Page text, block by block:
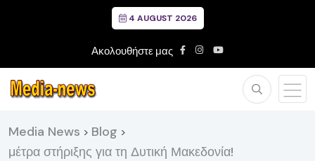
4 AUGUST 2026
Ακολουθήστε μας
Media News > Blog >
μέτρα στήριξης για τη Δυτική Μακεδονία!